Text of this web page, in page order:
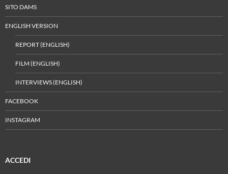
SITO DAMS
ENGLISH VERSION
REPORT (ENGLISH)
FILM (ENGLISH)
INTERVIEWS (ENGLISH)
FACEBOOK
INSTAGRAM
ACCEDI